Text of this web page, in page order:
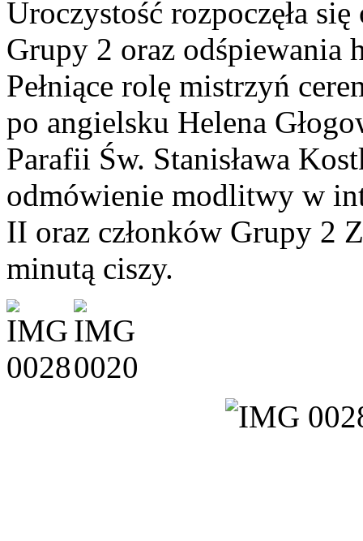
Uroczystość rozpoczęła
Grupy 2 oraz odśpiewania
Pełniące rolę mistrzyń
po angielsku Helena
Parafii Św. Stanisława
odmówienie modlitwy w
II oraz członków Grupy 2
minutą ciszy.